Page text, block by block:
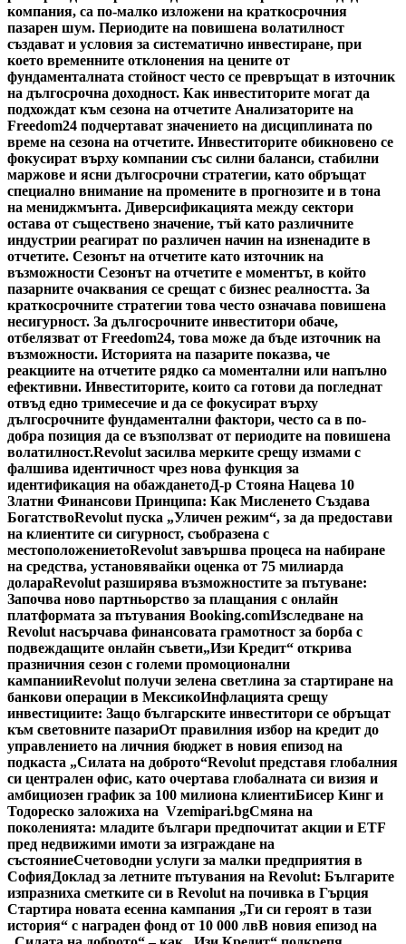
компания, са по-малко изложени на краткосрочния
пазарен шум. Периодите на повишена волатилност
създават и условия за систематично инвестиране, при
което временните отклонения на цените от
фундаменталната стойност често се превръщат в източник
на дългосрочна доходност. Как инвеститорите могат да
подхождат към сезона на отчетите Анализаторите на
Freedom24 подчертават значението на дисциплината по
време на сезона на отчетите. Инвеститорите обикновено се
фокусират върху компании със силни баланси, стабилни
маржове и ясни дългосрочни стратегии, като обръщат
специално внимание на промените в прогнозите и в тона
на мениджмънта. Диверсификацията между сектори
остава от съществено значение, тъй като различните
индустрии реагират по различен начин на изненадите в
отчетите. Сезонът на отчетите като източник на
възможности Сезонът на отчетите е моментът, в който
пазарните очаквания се срещат с бизнес реалността. За
краткосрочните стратегии това често означава повишена
несигурност. За дългосрочните инвеститори обаче,
отбелязват от Freedom24, това може да бъде източник на
възможности. Историята на пазарите показва, че
реакциите на отчетите рядко са моментални или напълно
ефективни. Инвеститорите, които са готови да погледнат
отвъд едно тримесечие и да се фокусират върху
дългосрочните фундаментални фактори, често са в по-
добра позиция да се възползват от периодите на повишена
волатилност.Revolut засилва мерките срещу измами с
фалшива идентичност чрез нова функция за
идентификация на обажданетоД-р Стояна Нацева 10
Златни Финансови Принципа: Как Мисленето Създава
БогатствоRevolut пуска „Уличен режим“, за да предостави
на клиентите си сигурност, съобразена с
местоположениетоRevolut завършва процеса на набиране
на средства, установявайки оценка от 75 милиарда
долараRevolut разширява възможностите за пътуване:
Започва ново партньорство за плащания с онлайн
платформата за пътувания Booking.comИзследване на
Revolut насърчава финансовата грамотност за борба с
подвеждащите онлайн съвети„Изи Кредит“ открива
празничния сезон с големи промоционални
кампанииRevolut получи зелена светлина за стартиране на
банкови операции в МексикоИнфлацията срещу
инвестициите: Защо българските инвеститори се обръщат
към световните пазариОт правилния избор на кредит до
управлението на личния бюджет в новия епизод на
подкаста „Силата на доброто“Revolut представя глобалния
си централен офис, като очертава глобалната си визия и
амбициозен график за 100 милиона клиентиБисер Кинг и
Тодореско заложиха на Vzemipari.bgСмяна на
поколенията: младите българи предпочитат акции и ETF
пред недвижими имоти за изграждане на
състояниеСчетоводни услуги за малки предприятия в
СофияДоклад за летните пътувания на Revolut: Българите
изпразниха сметките си в Revolut на почивка в Гърция
Стартира новата есенна кампания „Ти си героят в тази
история“ с награден фонд от 10 000 лвВ новия епизод на